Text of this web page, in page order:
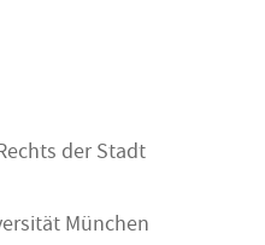
der Stadt
München